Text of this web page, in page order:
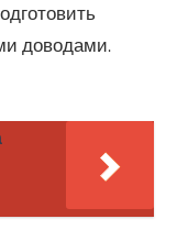
доводами.